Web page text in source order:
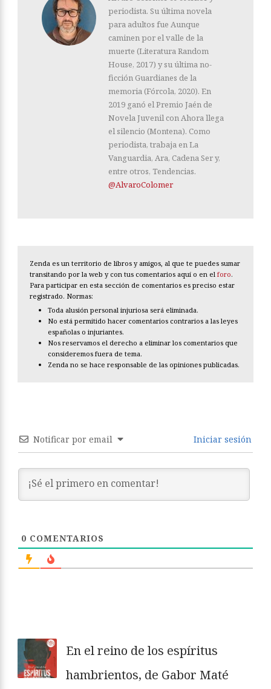
periodista. Su última novela
para adultos fue Aunque
caminen por el valle de la
muerte (Literatura Random
House, 2017) y su última no-
ficción Guardianes de la
memoria (Fórcola, 2020). En
2019 ganó el Premio Jaén de
Novela Juvenil con Ahora llega
el silencio (Montena). Como
periodista, trabaja en La
Vanguardia, Ara, Cadena Ser y,
entre otros, Tendencias.
@AlvaroColomer
Zenda es un territorio de libros y amigos, al que te puedes sumar
transitando por la web y con tus comentarios aquí o en el foro.
Para participar en esta sección de comentarios es preciso estar
registrado. Normas:
Toda alusión personal injuriosa será eliminada.
No está permitido hacer comentarios contrarios a las leyes
españolas o injuriantes.
Nos reservamos el derecho a eliminar los comentarios que
consideremos fuera de tema.
Zenda no se hace responsable de las opiniones publicadas.
Notificar por email Iniciar sesión
0 COMENTARIOS
En el reino de los espíritus
hambrientos, de Gabor Maté